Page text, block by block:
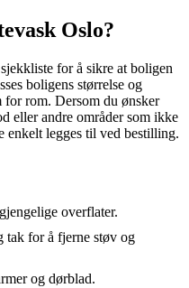
Oslo?
for å sikre at boligen
boligens størrelse og
for rom. Dersom du ønsker
eller andre områder som ikke
enkelt legges til ved bestilling.
overflater.
tak for å fjerne støv og
og dørblad.